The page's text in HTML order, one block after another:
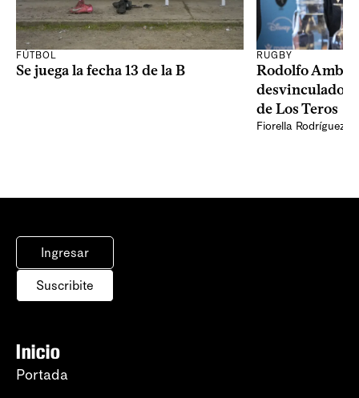
FÚTBOL
Se juega la fecha 13 de la B
RUGBY
Rodolfo
desvinculado
de Los Teros
Fiorella Rodríguez
Ingresar
Suscribite
Inicio
Portada